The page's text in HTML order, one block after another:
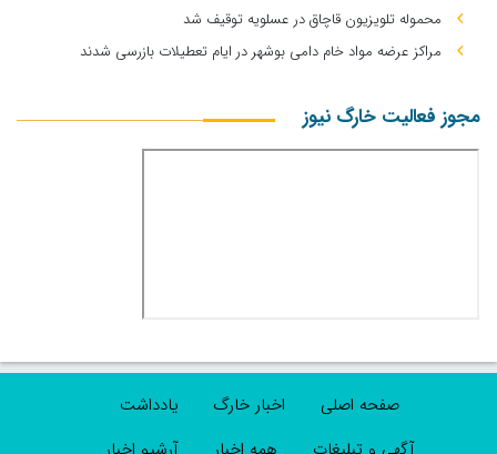
محموله تلویزیون قاچاق در عسلویه توقیف شد
مراکز عرضه مواد خام دامی بوشهر در ایام تعطیلات بازرسی شدند
مجوز فعالیت خارگ نیوز
صفحه اصلی اخبار خارگ
یادداشت